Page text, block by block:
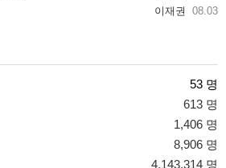
이재권 08.03
53 명
613 명
1,406 명
8,906 명
4,143,314 명